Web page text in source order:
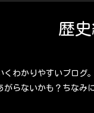
歴
わかりやすいブロ
がらないかも？ちなみ